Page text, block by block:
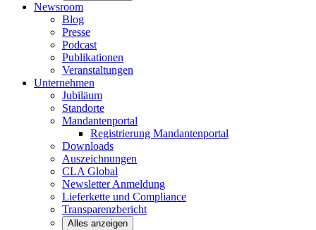
Newsroom
Blog
Presse
Podcast
Publikationen
Veranstaltungen
Unternehmen
Jubiläum
Standorte
Mandantenportal
Registrierung Mandantenportal
Downloads
Auszeichnungen
CLAGlobal
NewsletterAnmeldung
Lieferkette und Compliance
Transparenzbericht
Alles anzeigen